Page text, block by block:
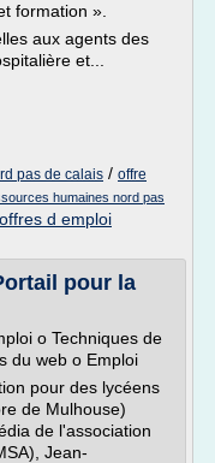
formation ».
aux agents des
et...
pas de calais / offre
humaines nord pas
offres d emploi
pour la
o Techniques de
du web o Emploi
pour des lycéens
de Mulhouse)
de l'association
Jean-